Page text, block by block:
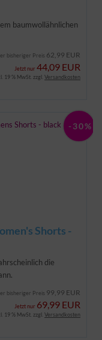
baumwollähnlichen
bisheriger Preis 62,99 EUR
Jetzt nur 44,09 EUR
19 % MwSt. zzgl. Versandkosten
Shorts -
die
bisheriger Preis 99,99 EUR
Jetzt nur 69,99 EUR
-30%
19 % MwSt. zzgl. Versandkosten